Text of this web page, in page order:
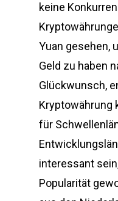
keine
Yuan gesehen,
Geld zu haben
Glückwunsch,
Kryptowährung
für
interessant
Popularität